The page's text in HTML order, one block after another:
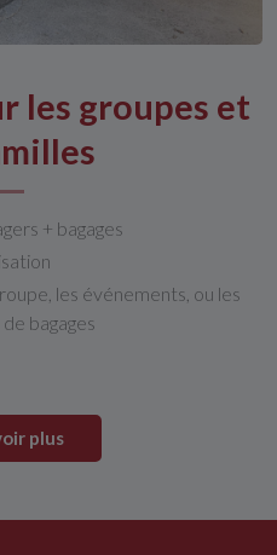
les groupes et
+ bagages
les événements, ou les
bagages
plus